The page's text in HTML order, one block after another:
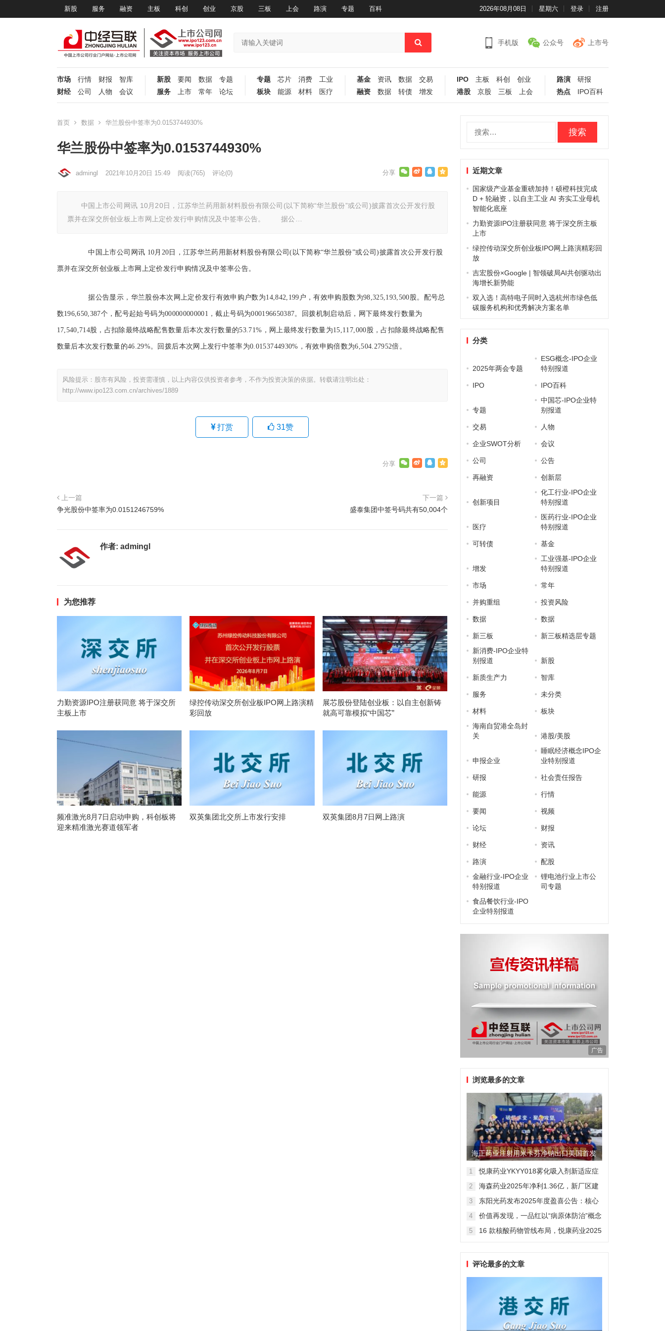
新股 服务 融资 主板 科创 创业 京股 三板 上会 路演 专题 百科 2026年08月08日 星期六 登录 注册
手机版 公众号 上市号
市场 行情 财报
智库
财经
公司 人物 会议
新股 要闻 数据
专题
服务
上市 常年 论坛
专题 芯片 消费
工业
板块
能源 材料 医疗
基金 资讯 数据
交易
融资
数据 转债 增发
IPO 主板 科创
创业
港股
京股 三板 上会
路演
研报
热点
IPO百科
首页 数据 华兰股份中签率为0.0153744930%
华兰股份中签率为0.0153744930%
admingl 2021年10月20日 15:49 阅读(765) 评论(0)
中国上市公司网讯 10月20日，江苏华兰药用新材料股份有限公司(以下简称“华兰股份”或公司)披露首次公开发行股
票并在深交所创业板上市网上定价发行申购情况及中签率公告。 据公…
中国上市公司网讯 10月20日，江苏华兰药用新材料股份有限公司(以下简称“华兰股份”或公司)披露首次公开发行股
票并在深交所创业板上市网上定价发行申购情况及中签率公告。
据公告显示，华兰股份本次网上定价发行有效申购户数为14,842,199户，有效申购股数为98,325,193,500股。配号总
数196,650,387个，配号起始号码为000000000001，截止号码为000196650387。回拨机制启动后，网下最终发行数量为
17,540,714股，占扣除最终战略配售数量后本次发行数量的53.71%，网上最终发行数量为15,117,000股，占扣除最终战略配售
数量后本次发行数量的46.29%。回拨后本次网上发行中签率为0.0153744930%，有效申购倍数为6,504.27952倍。
风险提示：股市有风险，投资需谨慎，以上内容仅供投资者参考，不作为投资决策的依据。转载请注明出处：
http://www.ipo123.com.cn/archives/1889
打赏 31赞
上一篇
争光股份中签率为0.0151246759%
下一篇
盛泰集团中签号码共有50,004个
作者: admingl
为您推荐
力勤资源IPO注册获同意 将于深交所
主板上市
绿控传动深交所创业板IPO网上路演精
彩回放
展芯股份登陆创业板：以自主创新铸
就高可靠模拟“中国芯”
频准激光8月7日启动申购，科创板将
迎来精准激光赛道领军者
双英集团北交所上市发行安排 双英集团8月7日网上路演
近期文章
国家级产业基金重磅加持！硕橙科技完成
D + 轮融资，以自主工业 AI 夯实工业母机
智能化底座
力勤资源IPO注册获同意 将于深交所主板
上市
绿控传动深交所创业板IPO网上路演精彩回
放
吉宏股份×Google | 智领破局AI共创驱动出
海增长新势能
双入选！高特电子同时入选杭州市绿色低
碳服务机构和优秀解决方案名单
分类
2025年两会专题
ESG概念-IPO企业
特别报道
IPO IPO百科
专题
中国芯-IPO企业特
别报道
交易 人物
企业SWOT分析 会议
公司 公告
再融资 创新层
创新项目
化工行业-IPO企业
特别报道
医疗
医药行业-IPO企业
特别报道
可转债 基金
增发
工业强基-IPO企业
特别报道
市场 常年
并购重组 投资风险
数据 数据
新三板
新三板精选层专题
新消费-IPO企业特
别报道
新股
新质生产力 智库
服务 未分类
材料
板块
海南自贸港全岛封
关
港股/美股
申报企业
睡眠经济概念IPO企
业特别报道
研报 社会责任报告
能源 行情
要闻 视频
论坛 财报
财经 资讯
路演
配股
金融行业-IPO企业
特别报道
锂电池行业上市公
司专题
食品餐饮行业-IPO
企业特别报道
广告
浏览最多的文章
海正药业注射用米卡芬净钠出口美国首发
制剂全球化迈出关键一步
1
悦康药业YKYY018雾化吸入剂新适应症
感染防治
2
海森药业2025年净利1.36亿，新厂区建
3
东阳光药发布2025年度盈喜公告：核心
维度
4
价值再发现，一品红以“病原体防治”概念
5
16 款核酸药物管线布局，悦康药业2025
评论最多的文章